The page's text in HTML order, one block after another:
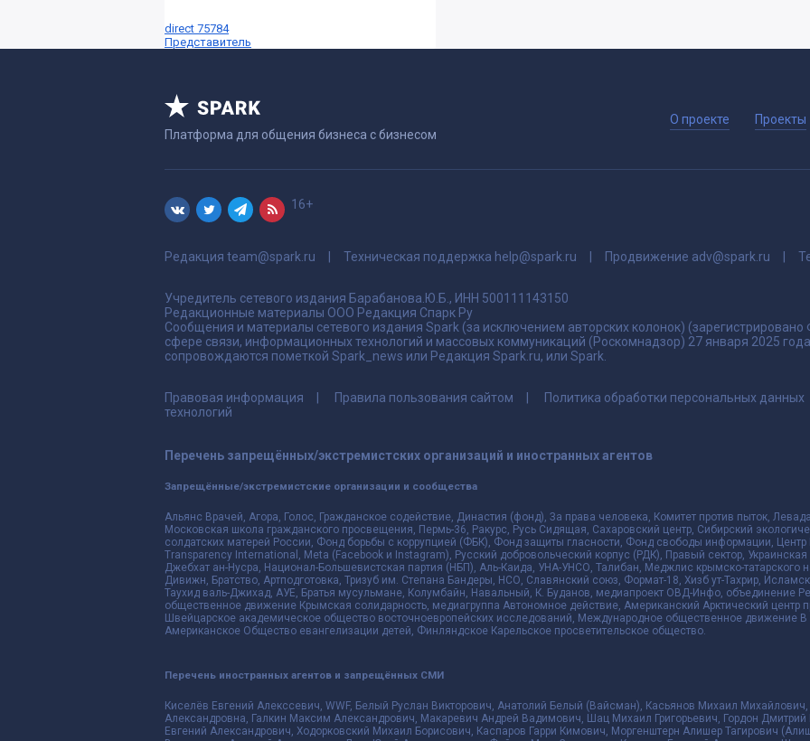
direct 75784
Представитель
Платформа для общения бизнеса с бизнесом
О проекте Проекты
16+
Редакция team@spark.ru Техническая поддержка help@spark.ru Продвижение adv@spark.ru
Учредитель сетевого издания Барабанова.Ю.Б., ИНН 500111143150
Редакционные материалы ООО Редакция Спарк Ру
Сообщения и материалы сетевого издания Spark (за исключением авторских колонок)
сфере связи, информационных технологий и массовых коммуникаций (Роскомнадзор) 27 января 2025
сопровождаются пометкой Spark_news или Редакция Spark.ru, или Spark.
Правовая информация Правила пользования сайтом Политика обработки персональных данных
технологий
Перечень запрещённых/экстремистских организаций и иностранных агентов
Запрещённые/экстремистские организации и сообщества
Альянс Врачей, Агора, Голос, Гражданское содействие, Династия (фонд), За права человека, Комитет против пыток,
Московская школа гражданского просвещения, Пермь-36, Ракурс, Русь Сидящая, Сахаровский центр, Сибирский
солдатских матерей России, Фонд борьбы с коррупцией (ФБК), Фонд защиты гласности, Фонд свободы информации,
Transparency International, Meta (Facebook и Instagram), Русский добровольческий корпус (РДК), Правый сектор,
Джебхат ан-Нусра, Национал-Большевистская партия (НБП), Аль-Каида, УНА-УНСО, Талибан, Меджлис крымско-татарского
Дивижн, Братство, Артподготовка, Тризуб им. Степана Бандеры, НСО, Славянский союз, Формат-18, Хизб ут-Тахрир,
Таухид валь-Джихад, АУЕ, Братья мусульмане, Колумбайн, Навальный, К. Буданов, медиапроект ОВД-Инфо, объединение
общественное движение Крымская солидарность, медиагруппа Автономное действие, Американский Арктический центр
Швейцарское академическое общество восточноевропейских исследований, Международное общественное движение В
Американское Общество евангелизации детей, Финляндское Карельское просветительское общество.
Перечень иностранных агентов и запрещённых СМИ
Киселёв Евгений Алекссевич, WWF, Белый Руслан Викторович, Анатолий Белый (Вайсман), Касьянов Михаил
Александровна, Галкин Максим Александрович, Макаревич Андрей Вадимович, Шац Михаил Григорьевич, Гордон
Евгений Александрович, Ходорковский Михаил Борисович, Каспаров Гарри Кимович, Моргенштерн Алишер Тагирович